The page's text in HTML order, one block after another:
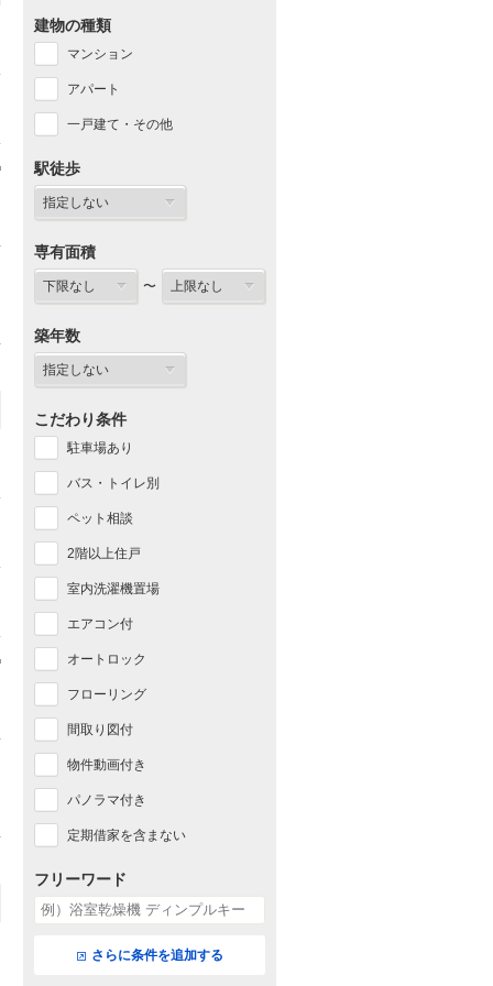
建物の種類
マンション
アパート
一戸建て・その他
駅徒歩
専有面積
〜
築年数
こだわり条件
駐車場あり
バス・トイレ別
ペット相談
2階以上住戸
室内洗濯機置場
エアコン付
オートロック
フローリング
間取り図付
物件動画付き
パノラマ付き
定期借家を含まない
フリーワード
さらに条件を追加する